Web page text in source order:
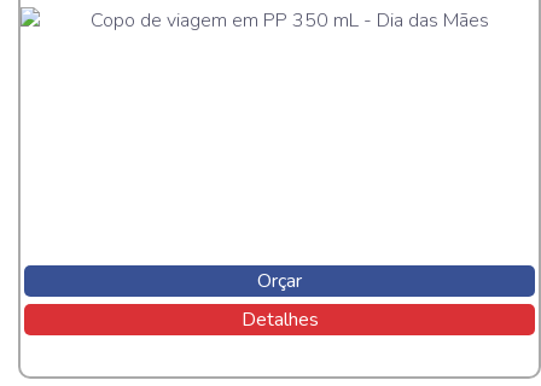
Orçar
Detalhes